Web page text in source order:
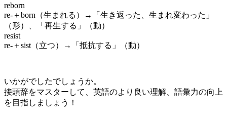
reborn
re-＋born（生まれる）→「生き返った、生まれ変わった」
（形）、「再生する」（動）
resist
re-＋sist（立つ）→「抵抗する」（動）
いかがでしたでしょうか。
接頭辞をマスターして、英語のより良い理解、語彙力の向上
を目指しましょう！